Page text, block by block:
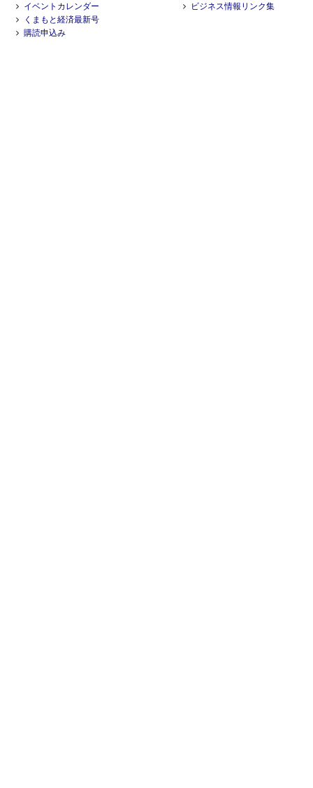
イベントカレンダー
くまもと経済最新号
購読申込み
ビジネス情報リンク集